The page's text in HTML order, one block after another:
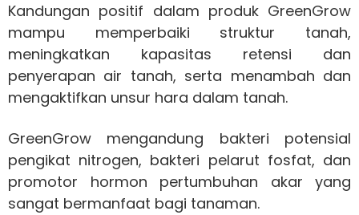
Kandungan positif dalam produk GreenGrow
mampu memperbaiki struktur tanah,
meningkatkan kapasitas retensi dan
penyerapan air tanah, serta menambah dan
mengaktifkan unsur hara dalam tanah.
GreenGrow mengandung bakteri potensial
pengikat nitrogen, bakteri pelarut fosfat, dan
promotor hormon pertumbuhan akar yang
sangat bermanfaat bagi tanaman.